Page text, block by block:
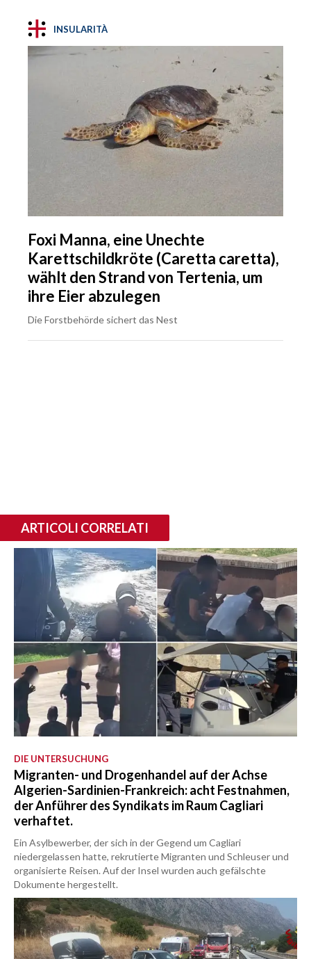
INSULARITÀ
Foxi Manna, eine Unechte
Karettschildkröte (Caretta caretta),
wählt den Strand von Tertenia, um
ihre Eier abzulegen
Die Forstbehörde sichert das Nest
ARTICOLI CORRELATI
DIE UNTERSUCHUNG
Migranten- und Drogenhandel auf der Achse
Algerien-Sardinien-Frankreich: acht Festnahmen,
der Anführer des Syndikats im Raum Cagliari
verhaftet.
Ein Asylbewerber, der sich in der Gegend um Cagliari
niedergelassen hatte, rekrutierte Migranten und Schleuser und
organisierte Reisen. Auf der Insel wurden auch gefälschte
Dokumente hergestellt.